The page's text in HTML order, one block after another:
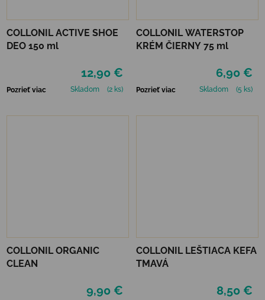
COLLONIL ACTIVE SHOE
DEO 150 ml
12,90 €
Pozrieť viac Skladom (2 ks)
COLLONIL WATERSTOP
KRÉM ČIERNY 75 ml
6,90 €
Pozrieť viac Skladom (5 ks)
COLLONIL ORGANIC
CLEAN
9,90 €
COLLONIL LEŠTIACA KEFA
TMAVÁ
8,50 €